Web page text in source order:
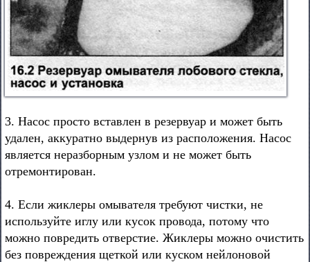
3. Насос просто вставлен в резервуар и может быть
удален, аккуратно выдернув из расположения. Насос
является неразборным узлом и не может быть
отремонтирован.
4. Если жиклеры омывателя требуют чистки, не
используйте иглу или кусок провода, потому что
можно повредить отверстие. Жиклеры можно очистить
без повреждения щеткой или куском нейлоновой